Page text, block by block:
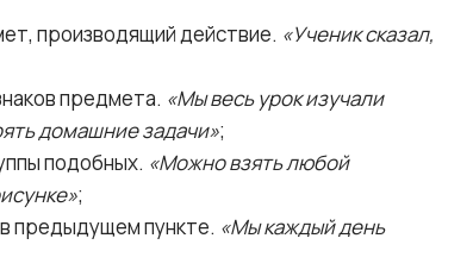
производящий действие. «Ученик сказал,
предмета. «Мы весь урок изучали
домашние задачи»;
подобных. «Можно взять любой
;
в предыдущем пункте. «Мы каждый день